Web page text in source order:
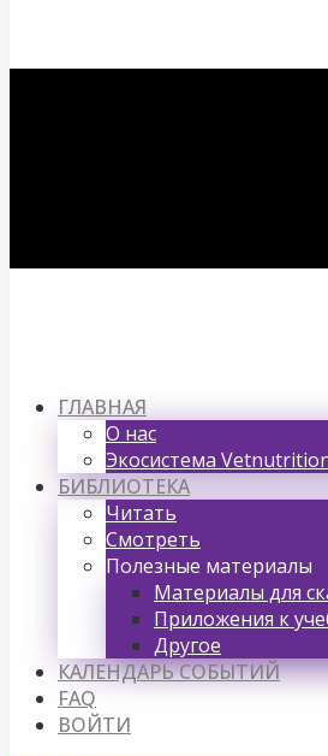
ГЛАВНАЯ
О нас
Экосистема
БИБЛИОТЕКА
Читать
Смотреть
Полезные материалы
Материалы для
Приложения к
Другое
КАЛЕНДАРЬ СОБЫТИЙ
FAQ
ВОЙТИ